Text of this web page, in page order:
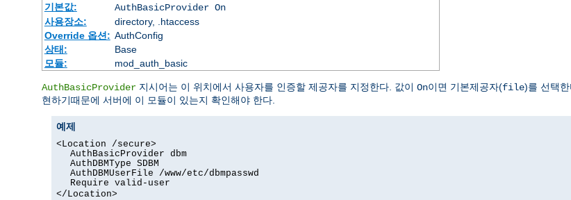
기본값:
AuthBasicProvider On
사용장소:
directory, .htaccess
Override 옵션: AuthConfig
상태:
Base
모듈:
mod_auth_basic
AuthBasicProvider 지시어는 이 위치에서 사용자를 인증할 제공자를 지정한다. 값이 On이면 기본제공자(file)를 선택한
현하기때문에 서버에 이 모듈이 있는지 확인해야 한다.
예제
<Location /secure>
AuthBasicProvider dbm
AuthDBMType SDBM
AuthDBMUserFile /www/etc/dbmpasswd
Require valid-user
</Location>